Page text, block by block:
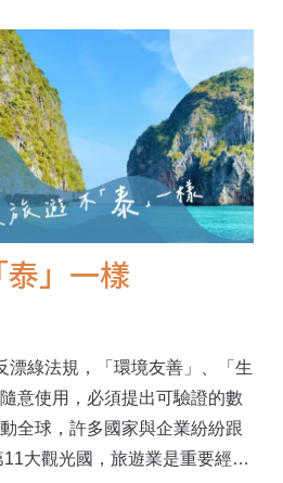
生態的共存帶來典範？南部科
今後的發展將會如何？取決於
想像。
」一樣
漂綠法規，「環境友善」、「生
意使用，必須提出可驗證的數
全球，許多國家與企業紛紛跟
大觀光國，旅遊業是重要經濟